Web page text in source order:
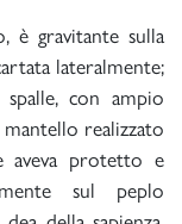
è gravitante sulla
lateralmente;
con ampio
realizzato
aveva protetto e
sul peplo